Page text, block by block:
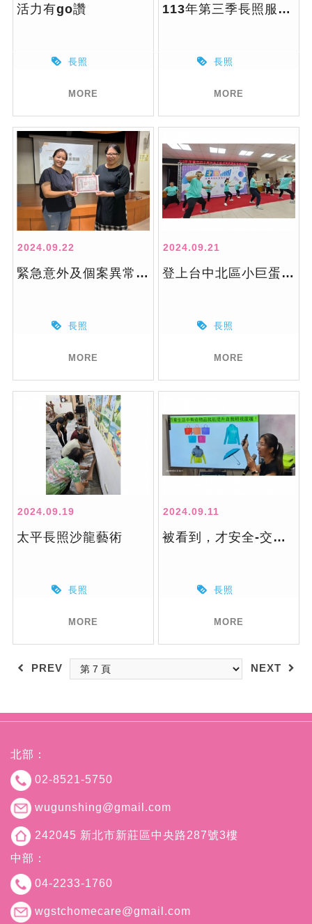
活力有go讚
長照
MORE
113年第三季長照服務單位聯繫會報
長照
MORE
2024.09.22
緊急意外及個案異常事件處理&緊急應變&原住民文化安全與多元族群文化敏感度及能力之教育訓練 x 個案研討 x 團督 x季會
長照
MORE
2024.09.21
登上台中北區小巨蛋完成夢想的舞台
長照
MORE
2024.09.19
太平長照沙龍藝術
長照
MORE
2024.09.11
被看到，才安全-交通安全宣導講座
長照
MORE
PREV NEXT
北部：
02-8521-5750
wugunshing@gmail.com
242045 新北市新莊區中央路287號3樓
中部：
04-2233-1760
wgstchomecare@gmail.com